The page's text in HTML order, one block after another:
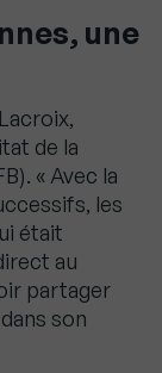
une
de la
« Avec la
les
était
au
partager
son